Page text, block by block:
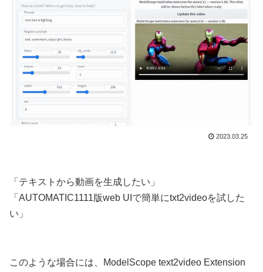
2023.03.25
「テキストから動画を生成したい」
「AUTOMATIC1111版web UIで簡単にtxt2videoを試した
い」
このような場合には、ModelScope text2video Extension